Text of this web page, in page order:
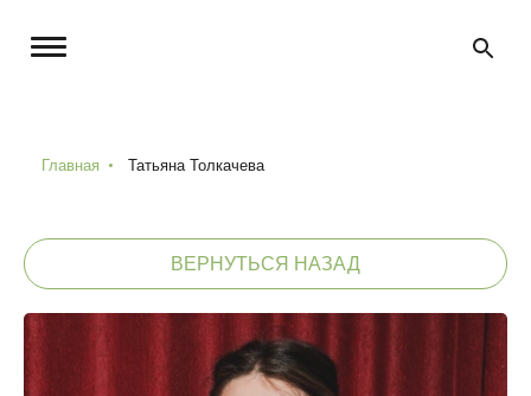
Главная Татьяна Толкачева
ВЕРНУТЬСЯ НАЗАД